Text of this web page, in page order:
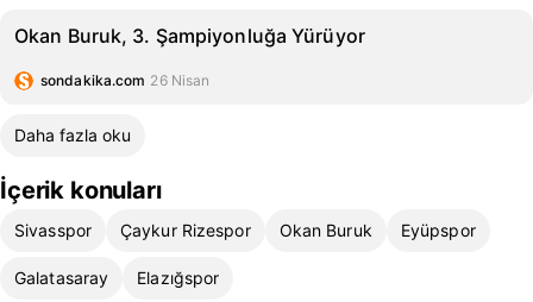
Okan Buruk, 3. Şampiyonluğa Yürüyor
sondakika.com 26 Nisan
Daha fazla oku
İçerik konuları
Sivasspor Çaykur Rizespor Okan Buruk Eyüpspor
Galatasaray Elazığspor